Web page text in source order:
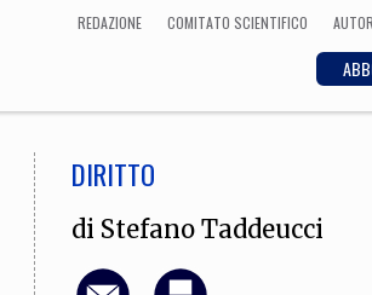
REDAZIONE COMITATO SCIENTIFICO
ECONOMIA
DIRITTO
di Stefano Taddeucci